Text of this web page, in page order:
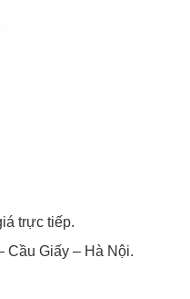
trực tiếp.
Cầu Giấy – Hà Nội.